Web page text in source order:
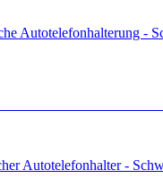
Autotelefonhalterung -
Autotelefonhalter -